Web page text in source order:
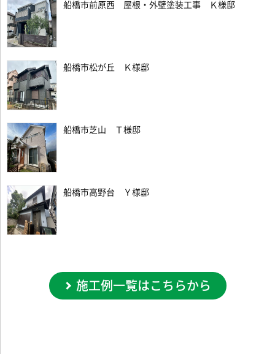
船橋市前原西 屋根・外壁塗装工事 Ｋ様邸
船橋市松が丘 Ｋ様邸
船橋市芝山 Ｔ様邸
船橋市高野台 Ｙ様邸
施工例一覧はこちらから